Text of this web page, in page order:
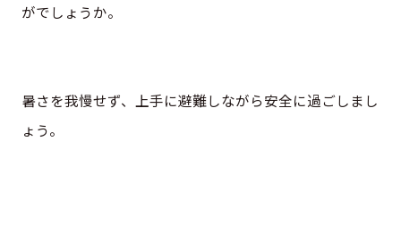
がでしょうか。
暑さを我慢せず、上手に避難しながら安全に過ごしまし
ょう。